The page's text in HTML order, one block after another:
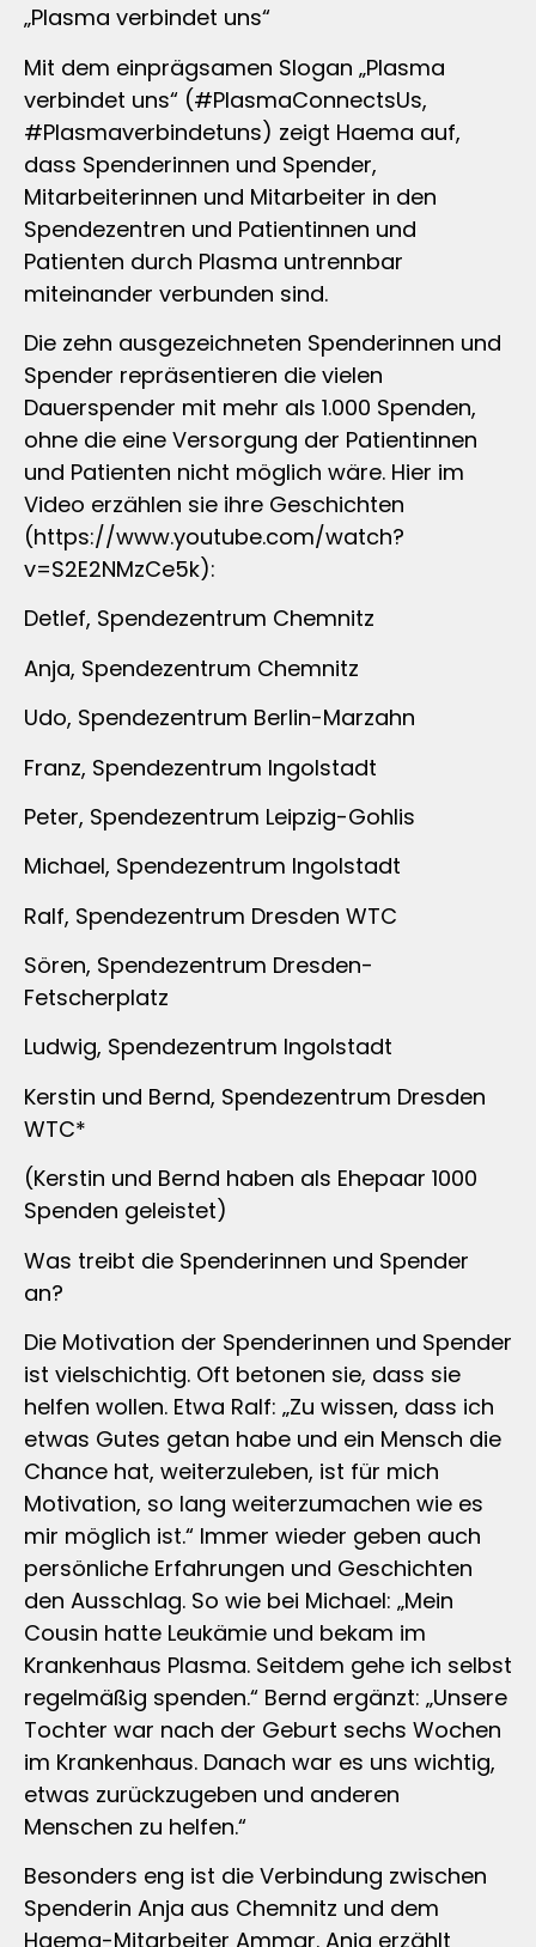
„Plasma verbindet uns“
Mit dem einprägsamen Slogan „Plasma
verbindet uns“ (#PlasmaConnectsUs,
#Plasmaverbindetuns) zeigt Haema auf,
dass Spenderinnen und Spender,
Mitarbeiterinnen und Mitarbeiter in den
Spendezentren und Patientinnen und
Patienten durch Plasma untrennbar
miteinander verbunden sind.
Die zehn ausgezeichneten Spenderinnen und
Spender repräsentieren die vielen
Dauerspender mit mehr als 1.000 Spenden,
ohne die eine Versorgung der Patientinnen
und Patienten nicht möglich wäre. Hier im
Video erzählen sie ihre Geschichten
(https://www.youtube.com/watch?
v=S2E2NMzCe5k):
Detlef, Spendezentrum Chemnitz
Anja, Spendezentrum Chemnitz
Udo, Spendezentrum Berlin-Marzahn
Franz, Spendezentrum Ingolstadt
Peter, Spendezentrum Leipzig-Gohlis
Michael, Spendezentrum Ingolstadt
Ralf, Spendezentrum Dresden WTC
Sören, Spendezentrum Dresden-
Fetscherplatz
Ludwig, Spendezentrum Ingolstadt
Kerstin und Bernd, Spendezentrum Dresden
WTC*
(Kerstin und Bernd haben als Ehepaar 1000
Spenden geleistet)
Was treibt die Spenderinnen und Spender
an?
Die Motivation der Spenderinnen und Spender
ist vielschichtig. Oft betonen sie, dass sie
helfen wollen. Etwa Ralf: „Zu wissen, dass ich
etwas Gutes getan habe und ein Mensch die
Chance hat, weiterzuleben, ist für mich
Motivation, so lang weiterzumachen wie es
mir möglich ist.“ Immer wieder geben auch
persönliche Erfahrungen und Geschichten
den Ausschlag. So wie bei Michael: „Mein
Cousin hatte Leukämie und bekam im
Krankenhaus Plasma. Seitdem gehe ich selbst
regelmäßig spenden.“ Bernd ergänzt: „Unsere
Tochter war nach der Geburt sechs Wochen
im Krankenhaus. Danach war es uns wichtig,
etwas zurückzugeben und anderen
Menschen zu helfen.“
Besonders eng ist die Verbindung zwischen
Spenderin Anja aus Chemnitz und dem
Haema-Mitarbeiter Ammar. Anja erzählt